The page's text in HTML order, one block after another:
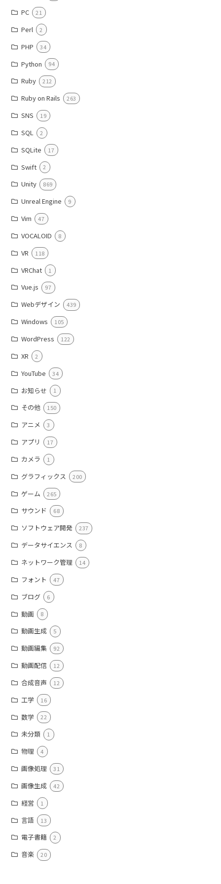
PC 21
Perl 2
PHP 34
Python 94
Ruby 212
Ruby on Rails 263
SNS 19
SQL 2
SQLite 17
Swift 2
Unity 869
Unreal Engine 9
Vim 47
VOCALOID 8
VR 118
VRChat 1
Vue.js 97
Webデザイン 439
Windows 105
WordPress 122
XR 2
YouTube 34
お知らせ 1
その他 150
アニメ 3
アプリ 17
カメラ 1
グラフィックス 200
ゲーム 265
サウンド 68
ソフトウェア開発 237
データサイエンス 8
ネットワーク管理 14
フォント 47
ブログ 6
動画 8
動画生成 5
動画編集 92
動画配信 12
合成音声 12
工学 16
数学 22
未分類 1
物理 4
画像処理 31
画像生成 42
経営 1
言語 13
電子書籍 2
音楽 20